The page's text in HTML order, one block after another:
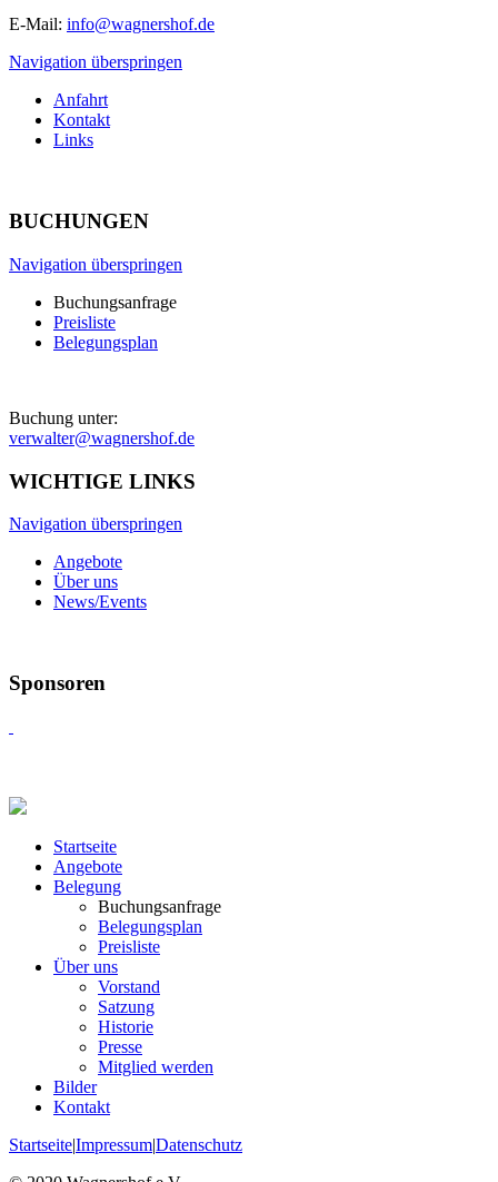
E-Mail: info@wagnershof.de
Navigation überspringen
Anfahrt
Kontakt
Links
BUCHUNGEN
Navigation überspringen
Buchungsanfrage
Preisliste
Belegungsplan
Buchung unter:
verwalter@wagnershof.de
WICHTIGE LINKS
Navigation überspringen
Angebote
Über uns
News/Events
Sponsoren
Startseite
Angebote
Belegung
Buchungsanfrage
Belegungsplan
Preisliste
Über uns
Vorstand
Satzung
Historie
Presse
Mitglied werden
Bilder
Kontakt
Startseite|Impressum|Datenschutz